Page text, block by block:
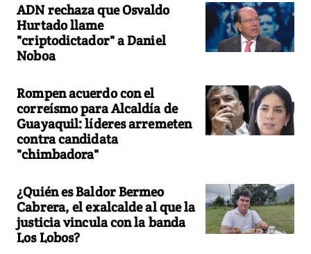
ADN rechaza que Osvaldo
Hurtado llame
"criptodictador" a Daniel
Noboa
Rompen acuerdo con el
correísmo para Alcaldía de
Guayaquil: líderes arremeten
contra candidata
"chimbadora"
¿Quién es Baldor Bermeo
Cabrera, el exalcalde al que la
justicia vincula con la banda
Los Lobos?